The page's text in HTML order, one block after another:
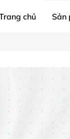
chủ Sản